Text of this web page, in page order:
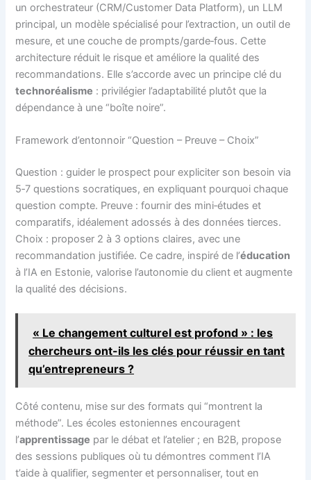
un orchestrateur (CRM/Customer Data Platform), un LLM
principal, un modèle spécialisé pour l’extraction, un outil de
mesure, et une couche de prompts/garde‑fous. Cette
architecture réduit le risque et améliore la qualité des
recommandations. Elle s’accorde avec un principe clé du
technoréalisme : privilégier l’adaptabilité plutôt que la
dépendance à une “boîte noire”.
Framework d’entonnoir “Question – Preuve – Choix”
Question : guider le prospect pour expliciter son besoin via
5‑7 questions socratiques, en expliquant pourquoi chaque
question compte. Preuve : fournir des mini‑études et
comparatifs, idéalement adossés à des données tierces.
Choix : proposer 2 à 3 options claires, avec une
recommandation justifiée. Ce cadre, inspiré de l’éducation
à l’IA en Estonie, valorise l’autonomie du client et augmente
la qualité des décisions.
« Le changement culturel est profond » : les
chercheurs ont-ils les clés pour réussir en tant
qu’entrepreneurs ?
Côté contenu, mise sur des formats qui “montrent la
méthode”. Les écoles estoniennes encouragent
l’apprentissage par le débat et l’atelier ; en B2B, propose
des sessions publiques où tu démontres comment l’IA
t’aide à qualifier, segmenter et personnaliser, tout en